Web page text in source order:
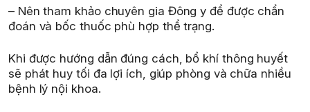
– Nên tham khảo chuyên gia Đông y để được chẩn
đoán và bốc thuốc phù hợp thể trạng.
Khi được hướng dẫn đúng cách, bổ khí thông huyết
sẽ phát huy tối đa lợi ích, giúp phòng và chữa nhiều
bệnh lý nội khoa.